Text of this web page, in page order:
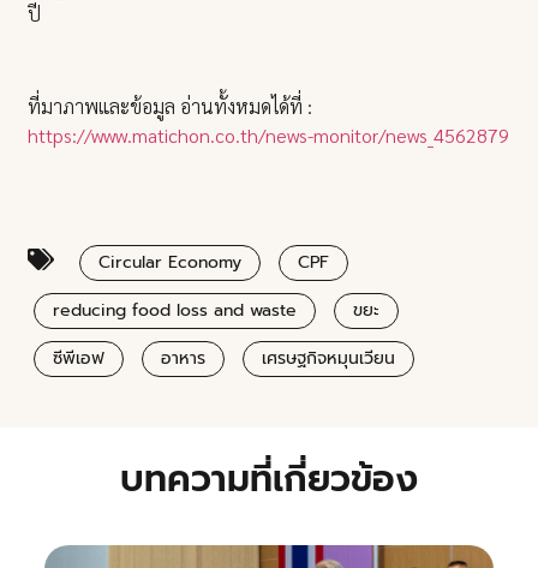
ปี
ที่มาภาพและข้อมูล อ่านทั้งหมดได้ที่ :
https://www.matichon.co.th/news-monitor/news_4562879
Circular Economy
CPF
reducing food loss and waste
ขยะ
ซีพีเอฟ
อาหาร เศรษฐกิจหมุนเวียน
บทความที่เกี่ยวข้อง